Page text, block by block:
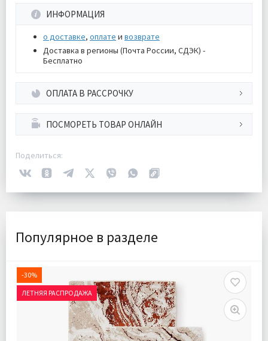
ИНФОРМАЦИЯ
о доставке, оплате и возврате
Доставка в регионы (Почта России, СДЭК) -
Бесплатно
ОПЛАТА В РАССРОЧКУ
ПОСМОРЕТЬ ТОВАР ОНЛАЙН
Поделиться:
Популярное в разделе
-30%
ЛЕТНЯЯ РАСПРОДАЖА